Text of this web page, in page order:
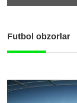
Futbol obzorlar